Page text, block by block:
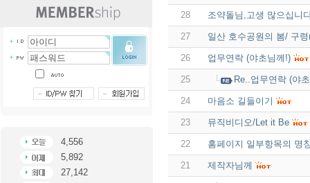
4,556
5,892
27,142
28 조약돌님,고생 많으십니
27 일산 호수공원의 봄/ 구령
26 업무연락 (야초님께!)
25 Re..업무연락 (야
24 마음소 길들이기
23 뮤직비디오/Let it Be
22 홈페이지 일부항목의 명
21 제작자님께